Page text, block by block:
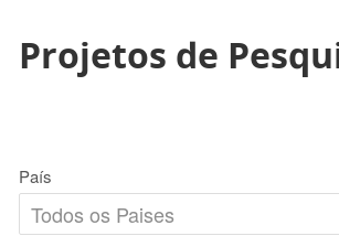
Projetos de
País